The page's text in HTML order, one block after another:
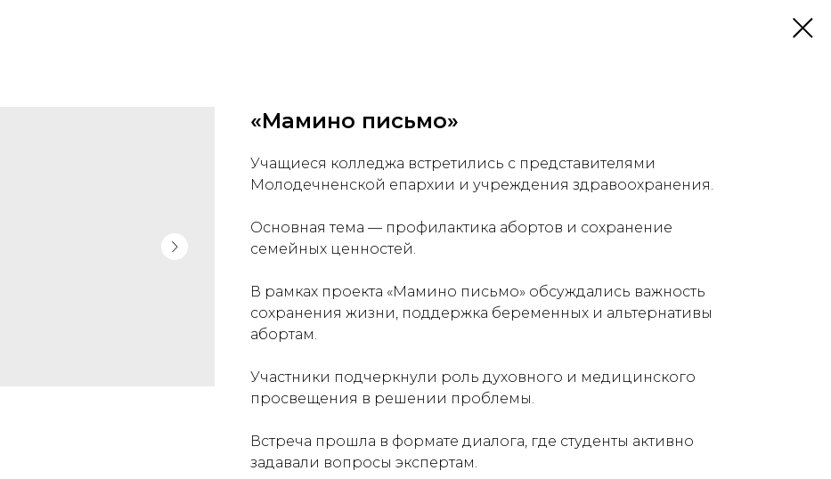
«Мамино письмо»
Учащиеся колледжа встретились с представителями
Молодечненской епархии и учреждения здравоохранения.
Основная тема — профилактика абортов и сохранение
семейных ценностей.
В рамках проекта «Мамино письмо» обсуждались важность
сохранения жизни, поддержка беременных и альтернативы
абортам.
Участники подчеркнули роль духовного и медицинского
просвещения в решении проблемы.
Встреча прошла в формате диалога, где студенты активно
задавали вопросы экспертам.